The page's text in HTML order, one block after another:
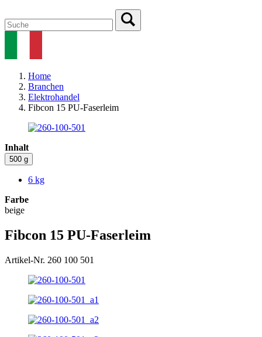
Home
Branchen
Elektrohandel
Fibcon 15 PU-Faserleim
Inhalt
500 g
6 kg
Farbe
beige
Fibcon 15 PU-Faserleim
Artikel-Nr. 260 100 501